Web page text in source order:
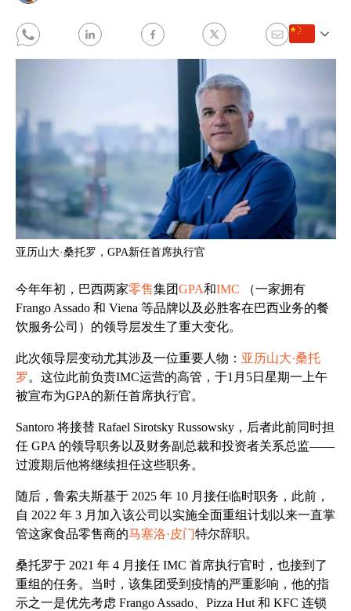
亚历山大·桑托罗，GPA新任首席执行官
今年年初，巴西两家零售集团GPA和IMC （一家拥有
Frango Assado 和 Viena 等品牌以及必胜客在巴西业务的餐
饮服务公司）的领导层发生了重大变化。
此次领导层变动尤其涉及一位重要人物： 亚历山大·桑托
罗 。这位此前负责IMC运营的高管，于1月5日星期一上午
被宣布为GPA的新任首席执行官。
Santoro 将接替 Rafael Sirotsky Russowsky，后者此前同时担
任 GPA 的领导职务以及财务副总裁和投资者关系总监——
过渡期后他将继续担任这些职务。
随后，鲁索夫斯基于 2025 年 10 月接任临时职务，此前，
自 2022 年 3 月加入该公司以实施全面重组计划以来一直掌
管这家食品零售商的马塞洛·皮门特尔辞职。
桑托罗于 2021 年 4 月接任 IMC 首席执行官时，也接到了
重组的任务。当时，该集团受到疫情的严重影响，他的指
示之一是优先考虑 Frango Assado、Pizza Hut 和 KFC 连锁